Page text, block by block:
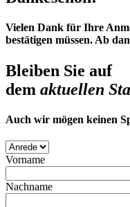
Vielen Dank für Ihre
bestätigen müssen. Ab
Bleiben Sie auf
dem aktuellen
Auch wir mögen keinen
Vorname
Nachname